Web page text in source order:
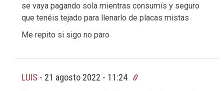
se vaya pagando sola mientras consumís y seguro
que tenéis tejado para llenarlo de placas mistas
Me repito si sigo no paro
LUIS - 21 agosto 2022 - 11:24